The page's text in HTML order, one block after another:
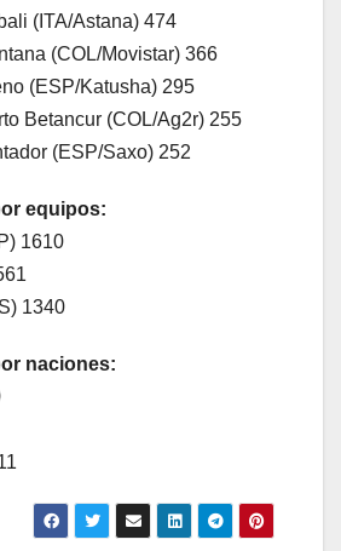
(ITA/Astana) 474
(COL/Movistar) 366
(ESP/Katusha) 295
Betancur (COL/Ag2r) 255
(ESP/Saxo) 252
equipos:
1610
1340
naciones: